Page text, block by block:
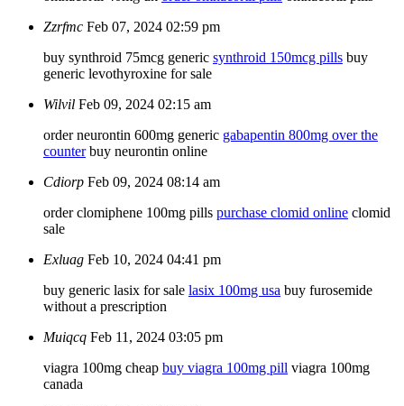
Zzrfmc Feb 07, 2024 02:59 pm
buy synthroid 75mcg generic synthroid 150mcg pills buy
generic levothyroxine for sale
Wilvil Feb 09, 2024 02:15 am
order neurontin 600mg generic gabapentin 800mg over the
counterbuy neurontin online
Cdiorp Feb 09, 2024 08:14 am
order clomiphene 100mg pills purchase clomid online clomid
sale
Exluag Feb 10, 2024 04:41 pm
buy generic lasix for sale lasix 100mg usa buy furosemide
without a prescription
Muiqcq Feb 11, 2024 03:05 pm
viagra 100mg cheap buy viagra 100mg pill viagra 100mg
canada